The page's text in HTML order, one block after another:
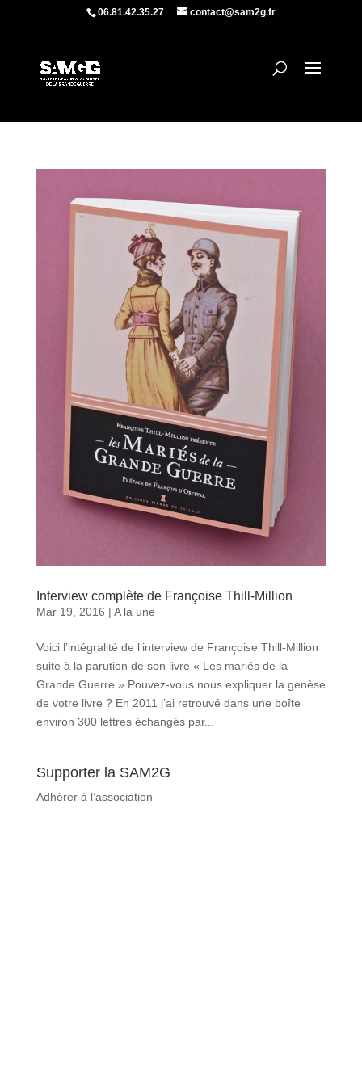
06.81.42.35.27 contact@sam2g.fr
Interview complète de Françoise Thill-Million
Mar 19, 2016 | A la une
Voici l’intégralité de l’interview de Françoise Thill-Million
suite à la parution de son livre « Les mariés de la
Grande Guerre ».Pouvez-vous nous expliquer la genèse
de votre livre ? En 2011 j’ai retrouvé dans une boîte
environ 300 lettres échangés par...
Supporter la SAM2G
Adhérer à l’association